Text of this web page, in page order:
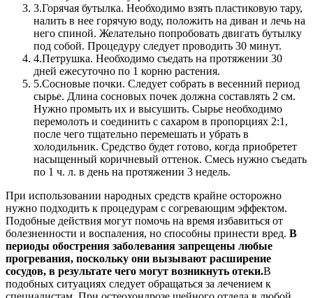
3.Горячая бутылка. Необходимо взять пластиковую тару,
налить в нее горячую воду, положить на диван и лечь на
него спиной. Желательно попробовать двигать бутылку
под собой. Процедуру следует проводить 30 минут.
4.Петрушка. Необходимо съедать на протяжении 30
дней ежесуточно по 1 корню растения.
5.Сосновые почки. Следует собрать в весенний период
сырье. Длина сосновых почек должна составлять 2 см.
Нужно промыть их и высушить. Сырье необходимо
перемолоть и соединить с сахаром в пропорциях 2:1,
после чего тщательно перемешать и убрать в
холодильник. Средство будет готово, когда приобретет
насыщенный коричневый оттенок. Смесь нужно съедать
по 1 ч. л. в день на протяжении 3 недель.
При использовании народных средств крайне осторожно
нужно подходить к процедурам с согревающим эффектом.
Подобные действия могут помочь на время избавиться от
болезненности и воспаления, но способны принести вред. В
периоды обострения заболевания запрещены любые
прогревания, поскольку они вызывают расширение
сосудов, в результате чего могут возникнуть отеки.В
подобных ситуациях следует обращаться за лечением к